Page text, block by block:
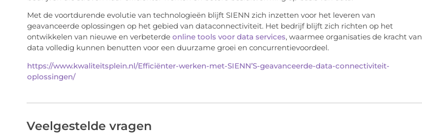
Met de voortdurende evolutie van technologieën blijft SIENN zich inzetten voor het leveren van
geavanceerde oplossingen op het gebied van dataconnectiviteit. Het bedrijf blijft zich richten op het
ontwikkelen van nieuwe en verbeterde online tools voor data services, waarmee organisaties de kracht van
data volledig kunnen benutten voor een duurzame groei en concurrentievoordeel.
https://www.kwaliteitsplein.nl/Efficiënter-werken-met-SIENN’S-geavanceerde-data-connectiviteit-
oplossingen/
Veelgestelde vragen